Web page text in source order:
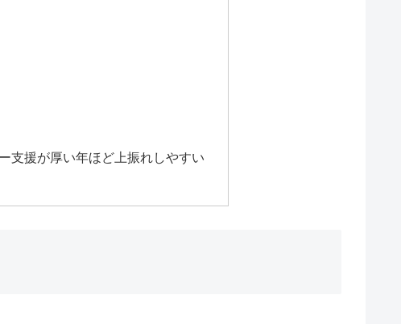
支援が厚い年ほど上振れしやすい